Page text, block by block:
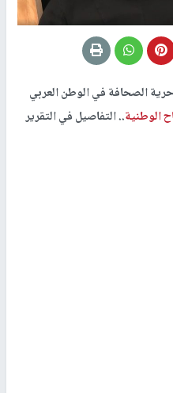
الصحافة في الوطن العربي
الوطنية.. التفاصيل في التقرير